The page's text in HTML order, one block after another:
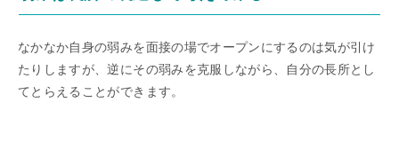
なかなか自身の弱みを面接の場でオープンにするのは気が引け
たりしますが、逆にその弱みを克服しながら、自分の長所とし
てとらえることができます。